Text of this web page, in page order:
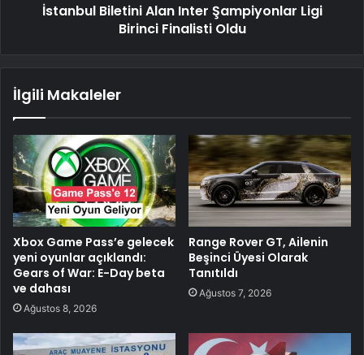
İstanbul Biletini Alan Inter Şampiyonlar Ligi
Birinci Finalisti Oldu
İlgili Makaleler
Xbox Game Pass’e gelecek
yeni oyunlar açıklandı:
Gears of War: E-Day beta
ve dahası
Ağustos 8, 2026
Range Rover GT, Ailenin
Beşinci Üyesi Olarak
Tanıtıldı
Ağustos 7, 2026